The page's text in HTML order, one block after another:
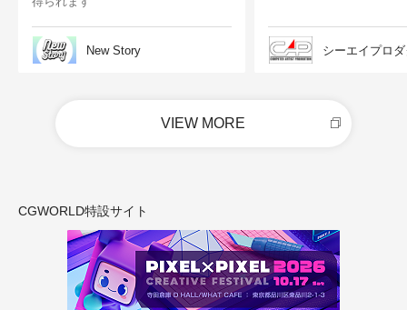
New Story シーエイプロ
VIEW MORE
CGWORLD特設サイト